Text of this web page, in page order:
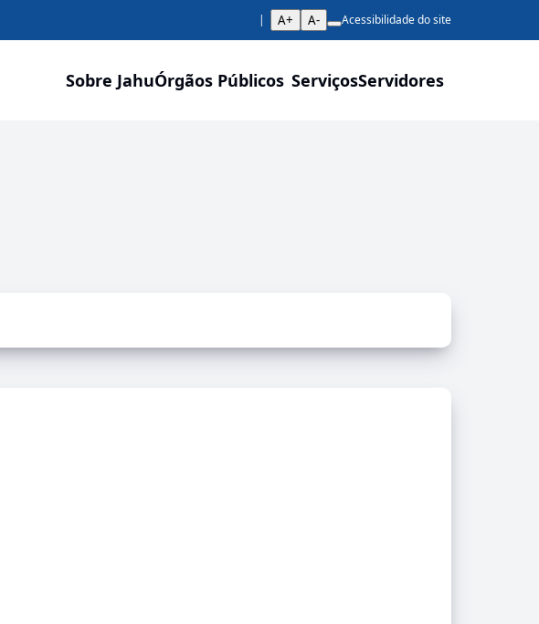
A+ A- Acessibilidade do site
Sobre JahuÓrgãos Públicos ServiçosServidores